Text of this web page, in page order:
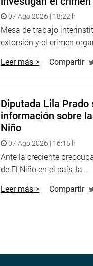
07 Ago 2026 | 18:22 h
Mesa de trabajo
extorsión y el crimen
Leer más > Compartir
Diputada Lila
información sobre
Niño
07 Ago 2026 | 16:15 h
Ante la creciente
de El Niño en el país, la...
Leer más > Compartir